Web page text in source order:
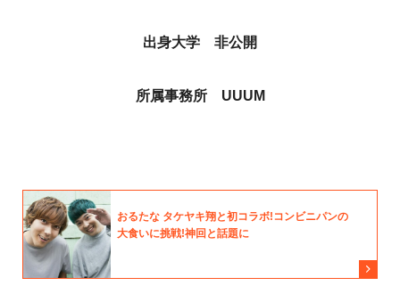
出身大学 非公開
所属事務所 UUUM